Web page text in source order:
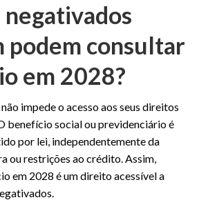
negativados
podem consultar
em 2028?
impede o acesso aos seus direitos
benefício social ou previdenciário é
por lei, independentemente da
ou restrições ao crédito. Assim,
em 2028 é um direito acessível a